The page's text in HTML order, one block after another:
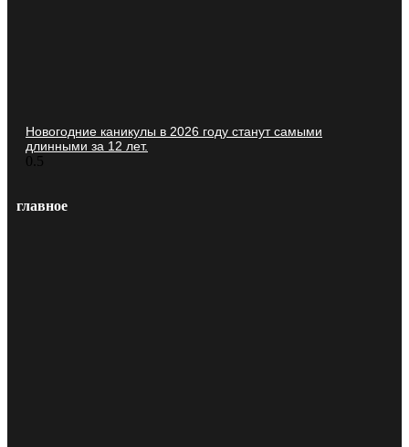
Новогодние каникулы в 2026 году станут самыми
длинными за 12 лет.
главное